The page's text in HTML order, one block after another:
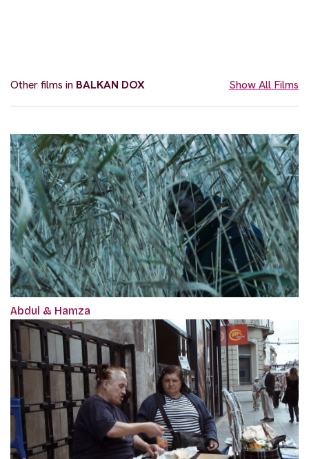
Other films in BALKAN DOX Show All Films
Abdul & Hamza